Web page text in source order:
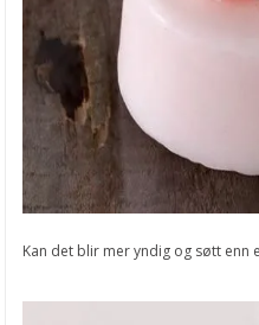
Kan det blir mer yndig og søtt enn